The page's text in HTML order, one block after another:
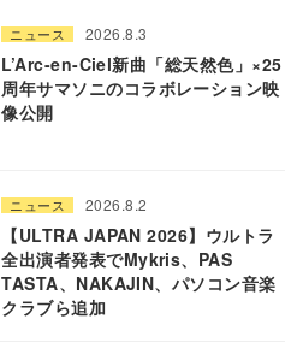
ニュース 2026.8.3
L’Arc-en-Ciel新曲「総天然色」×25
周年サマソニのコラボレーション映
像公開
ニュース 2026.8.2
【ULTRA JAPAN 2026】ウルトラ
全出演者発表でMykris、PAS
TASTA、NAKAJIN、パソコン音楽
クラブら追加